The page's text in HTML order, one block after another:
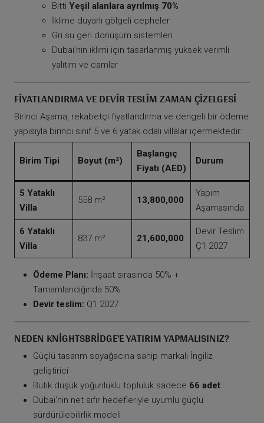
Bitti Yeşil alanlara ayrılmış 70%
İklime duyarlı gölgeli cepheler
Gri su geri dönüşüm sistemleri
Dubai'nin iklimi için tasarlanmış yüksek verimli
yalıtım ve camlar
FIYATLANDIRMA VE DEVIR TESLIM ZAMAN ÇIZELGESI
Birinci Aşama, rekabetçi fiyatlandırma ve dengeli bir ödeme
yapısıyla birinci sınıf 5 ve 6 yatak odalı villalar içermektedir:
Birim Tipi Boyut (m²)
Başlangıç
Fiyatı (AED)
Durum
5 Yataklı
Villa
558 m² 13,800,000
Yapım
Aşamasında
6 Yataklı
Villa
837 m² 21,600,000
Devir Teslim
Ç1 2027
Ödeme Planı: İnşaat sırasında 50% +
Tamamlandığında 50%
Devir teslim: Q1 2027
NEDEN KNIGHTSBRIDGE'E YATIRIM YAPMALISINIZ?
Güçlü tasarım soyağacına sahip markalı İngiliz
geliştirici
Butik düşük yoğunluklu topluluk sadece 66 adet
Dubai'nin net sıfır hedefleriyle uyumlu güçlü
sürdürülebilirlik modeli